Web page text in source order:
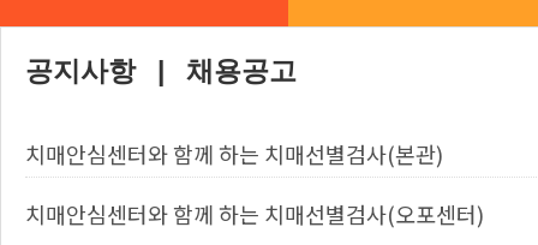
공지사항 | 채용공고
치매안심센터와 함께 하는 치매선별검사(본관)
치매안심센터와 함께 하는 치매선별검사(오포센터)